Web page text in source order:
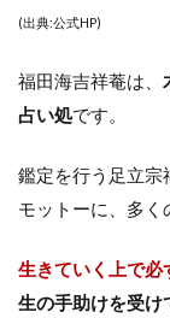
(出典:公式HP)
福田海吉祥菴は、
占い処です。
鑑定を行う足立宗
モットーに、多く
生きていく上で必
生の手助けを受け